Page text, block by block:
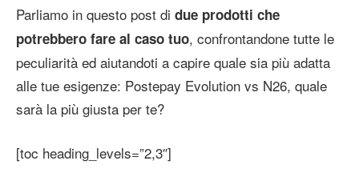
Parliamo in questo post di due prodotti che
potrebbero fare al caso tuo, confrontandone tutte le
peculiarità ed aiutandoti a capire quale sia più adatta
alle tue esigenze: Postepay Evolution vs N26, quale
sarà la più giusta per te?
[toc heading_levels=”2,3″]